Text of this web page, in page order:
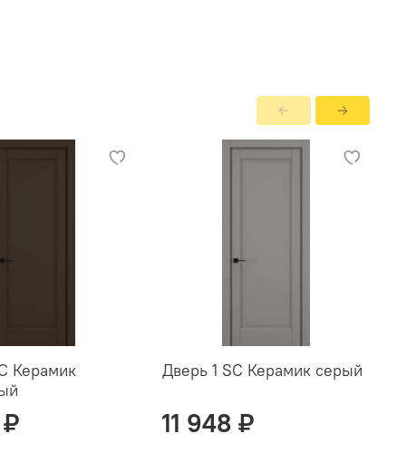
Керамик
₽
Дверь 1 SC Керамик серый
11 948 ₽